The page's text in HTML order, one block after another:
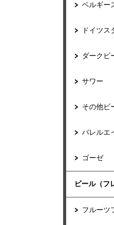
ベルギー
ドイツス
ダークビ
サワー
その他ビ
バレルエ
ゴーゼ
ビール（フ
フルーツ